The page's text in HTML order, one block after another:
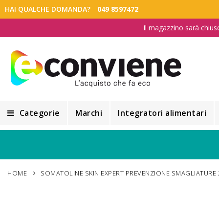
HAI QUALCHE DOMANDA? 049 8597472
Il magazzino sarà
Categorie
Alimentazione e Dietetica
Marchi Integratori alimentari
HOME SOMATOLINE SKIN EXPERT PREVENZIONE SMAGLIATURE